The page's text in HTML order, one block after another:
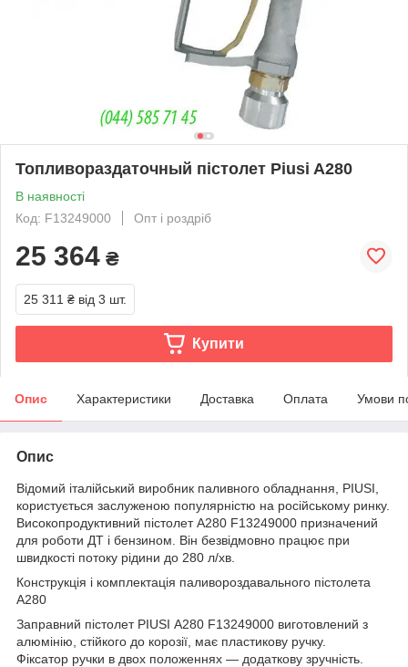
Топливораздаточный пістолет Piusi A280
В наявності
Код: F13249000
Опт і роздріб
25 364 ₴
25 311 ₴ від 3 шт.
Купити
Опис Характеристики Доставка Оплата Умови
Опис
Відомий італійський виробник паливного обладнання, PIUSI,
користується заслуженою популярністю на російському ринку.
Високопродуктивний пістолет А280 F13249000 призначений
для роботи ДТ і бензином. Він безвідмовно працює при
швидкості потоку рідини до 280 л/хв.
Конструкція і комплектація паливороздавального пістолета
A280
Заправний пістолет PIUSI А280 F13249000 виготовлений з
алюмінію, стійкого до корозії, має пластикову ручку.
Фіксатор ручки в двох положеннях — додаткову зручність.